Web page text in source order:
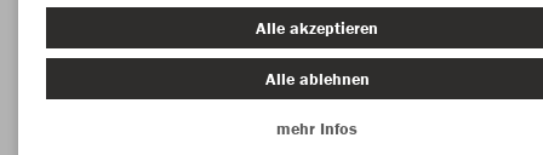
Alle akzeptieren
Alle ablehnen
mehr Infos